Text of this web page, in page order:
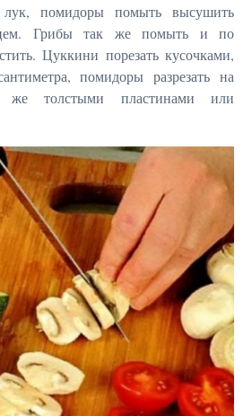
помидоры помыть высушить
Грибы так же помыть и по
Цуккини порезать кусочками,
помидоры разрезать на
же толстыми пластинами или